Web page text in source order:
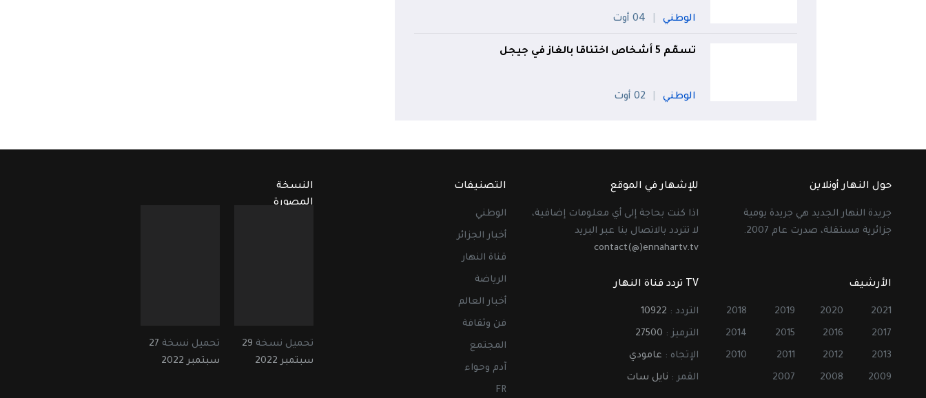
الوطني 04 أوت
تسمّم 5 أشخاص اختناقا بالغاز في جيجل
الوطني 02 أوت
حول النهار أونلاين
جريدة النهار الجديد هي جريدة يومية
جزائرية مستقلة، صدرت عام 2007.
للإشهار في الموقع
اذا كنت بحاجة إلى أي معلومات إضافية،
لا تتردد بالاتصال بنا عبر البريد
contact(@)ennahartv.tv
الأرشيف
2021
2020
2019
2018
2017
2016
2015
2014
2013
2012
2011
2010
2009
2008
2007
TV تردد قناة النهار
التردد : 10922
الترميز : 27500
الإتجاه : عامودي
القمر : نايل سات
التصنيفات
الوطني
أخبار الجزائر
قناة النهار
الرياضة
أخبار العالم
فن وثقافة
المجتمع
آدم وحواء
FR
النسخة
المصورة
تحميل نسخة 29
سبتمبر 2022
تحميل نسخة 27
سبتمبر 2022